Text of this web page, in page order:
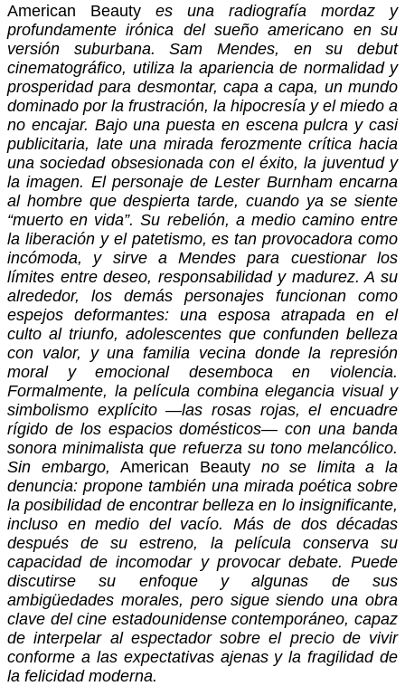
American Beauty es una radiografía mordaz y
profundamente irónica del sueño americano en su
versión suburbana. Sam Mendes, en su debut
cinematográfico, utiliza la apariencia de normalidad y
prosperidad para desmontar, capa a capa, un mundo
dominado por la frustración, la hipocresía y el miedo a
no encajar. Bajo una puesta en escena pulcra y casi
publicitaria, late una mirada ferozmente crítica hacia
una sociedad obsesionada con el éxito, la juventud y
la imagen. El personaje de Lester Burnham encarna
al hombre que despierta tarde, cuando ya se siente
“muerto en vida”. Su rebelión, a medio camino entre
la liberación y el patetismo, es tan provocadora como
incómoda, y sirve a Mendes para cuestionar los
límites entre deseo, responsabilidad y madurez. A su
alrededor, los demás personajes funcionan como
espejos deformantes: una esposa atrapada en el
culto al triunfo, adolescentes que confunden belleza
con valor, y una familia vecina donde la represión
moral y emocional desemboca en violencia.
Formalmente, la película combina elegancia visual y
simbolismo explícito —las rosas rojas, el encuadre
rígido de los espacios domésticos— con una banda
sonora minimalista que refuerza su tono melancólico.
Sin embargo,American Beauty no se limita a la
denuncia: propone también una mirada poética sobre
la posibilidad de encontrar belleza en lo insignificante,
incluso en medio del vacío. Más de dos décadas
después de su estreno, la película conserva su
capacidad de incomodar y provocar debate. Puede
discutirse su enfoque y algunas de sus
ambigüedades morales, pero sigue siendo una obra
clave del cine estadounidense contemporáneo, capaz
de interpelar al espectador sobre el precio de vivir
conforme a las expectativas ajenas y la fragilidad de
la felicidad moderna.